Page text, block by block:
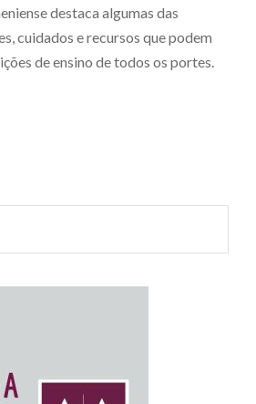
destaca algumas das
cuidados e recursos que podem
de ensino de todos os portes.